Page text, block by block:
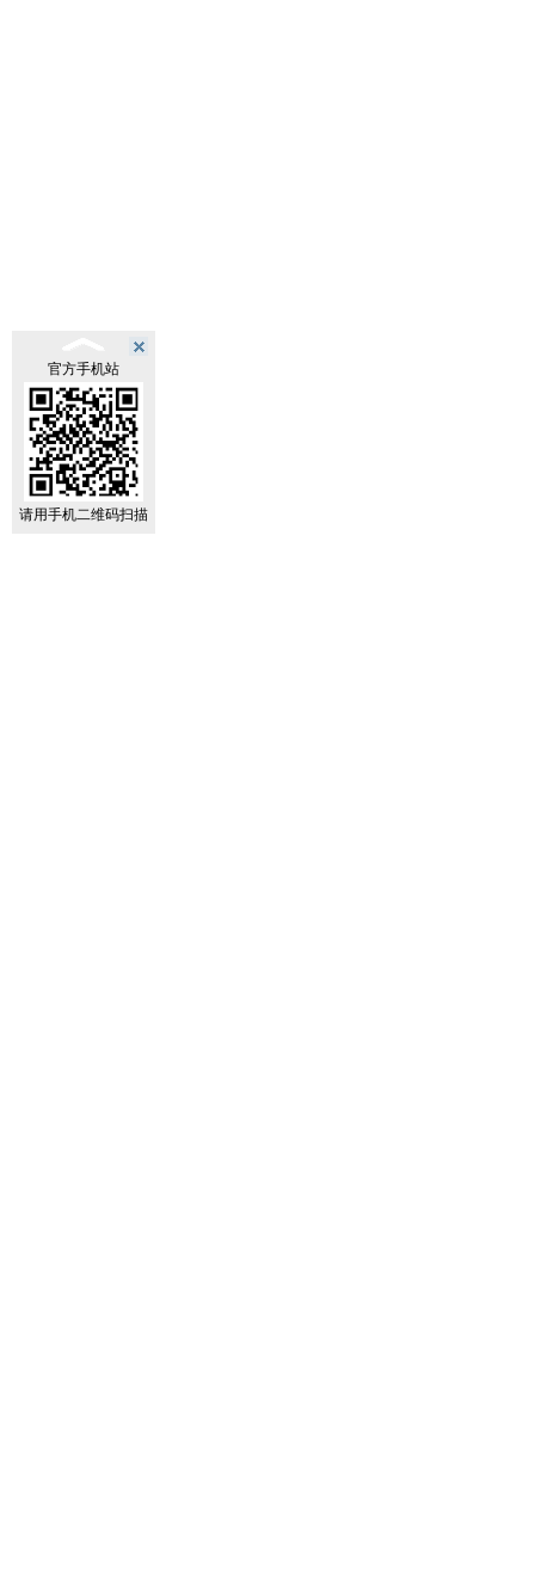
官方手机站
请用手机二维码扫描